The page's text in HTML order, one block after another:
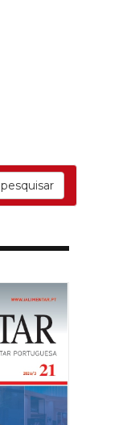
pesquisar